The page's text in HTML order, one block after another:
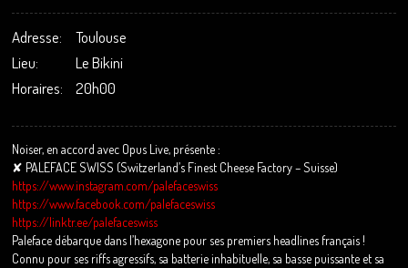
Adresse:
Toulouse
Lieu:
Le Bikini
Horaires:
20h00
Noiser, en accord avec Opus Live, présente :
✘ PALEFACE SWISS (Switzerland’s Finest Cheese Factory – Suisse)
https://www.instagram.com/palefaceswiss
https://www.facebook.com/palefaceswiss
https://linktr.ee/palefaceswiss
Paleface débarque dans l’hexagone pour ses premiers headlines français !
Connu pour ses riffs agressifs, sa batterie inhabituelle, sa basse puissante et sa